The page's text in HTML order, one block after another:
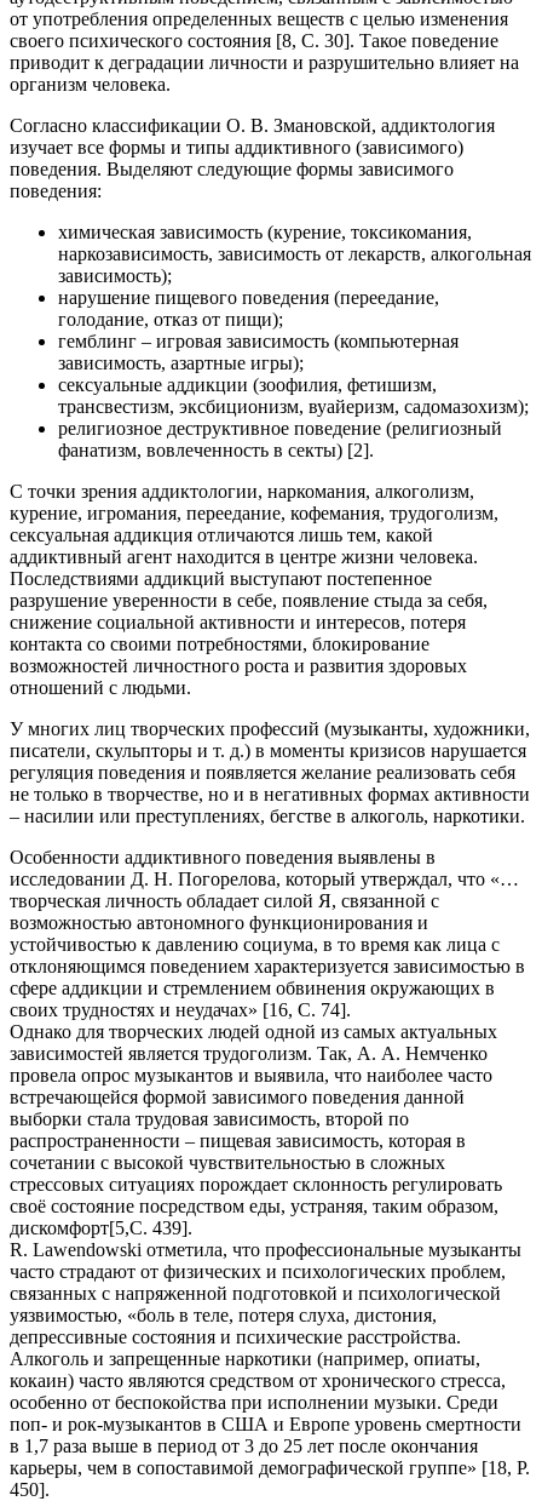
от употребления определенных веществ с целью изменения
своего психического состояния [8, С. 30]. Такое поведение
приводит к деградации личности и разрушительно влияет на
организм человека.
Согласно классификации О. В. Змановской, аддиктология
изучает все формы и типы аддиктивного (зависимого)
поведения. Выделяют следующие формы зависимого
поведения:
химическая зависимость (курение, токсикомания,
наркозависимость, зависимость от лекарств, алкогольная
зависимость);
нарушение пищевого поведения (переедание,
голодание, отказ от пищи);
гемблинг – игровая зависимость (компьютерная
зависимость, азартные игры);
сексуальные аддикции (зоофилия, фетишизм,
трансвестизм, эксбиционизм, вуайеризм, садомазохизм);
религиозное деструктивное поведение (религиозный
фанатизм, вовлеченность в секты) [2].
С точки зрения аддиктологии, наркомания, алкоголизм,
курение, игромания, переедание, кофемания, трудоголизм,
сексуальная аддикция отличаются лишь тем, какой
аддиктивный агент находится в центре жизни человека.
Последствиями аддикций выступают постепенное
разрушение уверенности в себе, появление стыда за себя,
снижение социальной активности и интересов, потеря
контакта со своими потребностями, блокирование
возможностей личностного роста и развития здоровых
отношений с людьми.
У многих лиц творческих профессий (музыканты, художники,
писатели, скульпторы и т. д.) в моменты кризисов нарушается
регуляция поведения и появляется желание реализовать себя
не только в творчестве, но и в негативных формах активности
– насилии или преступлениях, бегстве в алкоголь, наркотики.
Особенности аддиктивного поведения выявлены в
исследовании Д. Н. Погорелова, который утверждал, что «…
творческая личность обладает силой Я, связанной с
возможностью автономного функционирования и
устойчивостью к давлению социума, в то время как лица с
отклоняющимся поведением характеризуется зависимостью в
сфере аддикции и стремлением обвинения окружающих в
своих трудностях и неудачах» [16, С. 74].
Однако для творческих людей одной из самых актуальных
зависимостей является трудоголизм. Так, А. А. Немченко
провела опрос музыкантов и выявила, что наиболее часто
встречающейся формой зависимого поведения данной
выборки стала трудовая зависимость, второй по
распространенности – пищевая зависимость, которая в
сочетании с высокой чувствительностью в сложных
стрессовых ситуациях порождает склонность регулировать
своё состояние посредством еды, устраняя, таким образом,
дискомфорт[5,С. 439].
R. Lawendowski отметила, что профессиональные музыканты
часто страдают от физических и психологических проблем,
связанных с напряженной подготовкой и психологической
уязвимостью, «боль в теле, потеря слуха, дистония,
депрессивные состояния и психические расстройства.
Алкоголь и запрещенные наркотики (например, опиаты,
кокаин) часто являются средством от хронического стресса,
особенно от беспокойства при исполнении музыки. Среди
поп- и рок-музыкантов в США и Европе уровень смертности
в 1,7 раза выше в период от 3 до 25 лет после окончания
карьеры, чем в сопоставимой демографической группе» [18, Р.
450].